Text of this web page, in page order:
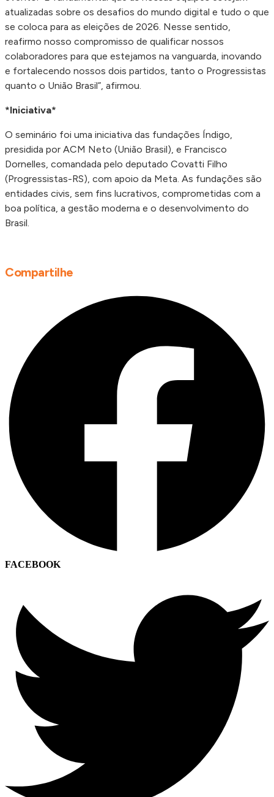
atualizadas sobre os desafios do mundo digital e tudo o que
se coloca para as eleições de 2026. Nesse sentido,
reafirmo nosso compromisso de qualificar nossos
colaboradores para que estejamos na vanguarda, inovando
e fortalecendo nossos dois partidos, tanto o Progressistas
quanto o União Brasil”, afirmou.
*Iniciativa*
O seminário foi uma iniciativa das fundações Índigo,
presidida por ACM Neto (União Brasil), e Francisco
Dornelles, comandada pelo deputado Covatti Filho
(Progressistas-RS), com apoio da Meta. As fundações são
entidades civis, sem fins lucrativos, comprometidas com a
boa política, a gestão moderna e o desenvolvimento do
Brasil.
Compartilhe
FACEBOOK